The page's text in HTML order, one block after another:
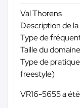
Val Thorens
Description de
Type de
Taille du domaine
Type de
freestyle)
VR16-5655 a